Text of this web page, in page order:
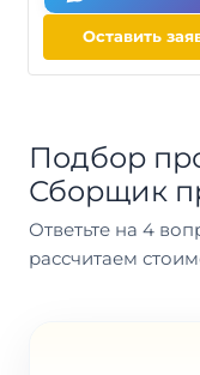
Оставить
Подбор
Сборщик
Ответьте на 4
рассчитаем